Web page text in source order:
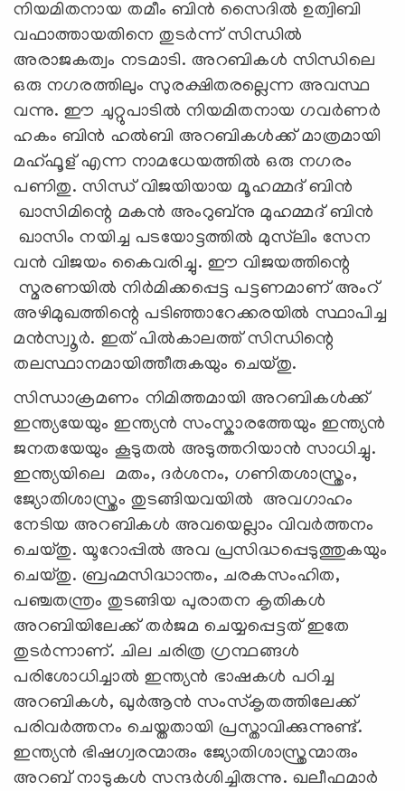
നിയമിതനായ തമീം ബിൻ സൈദിൽ ഉത്വിബി
വഫാത്തായതിനെ തുടർന്ന് സിന്ധിൽ
അരാജകത്വം നടമാടി. അറബികൾ സിന്ധിലെ
ഒരു നഗരത്തിലും സുരക്ഷിതരല്ലെന്ന അവസ്ഥ
വന്നു. ഈ ചുറ്റുപാടിൽ നിയമിതനായ ഗവർണർ
ഹകം ബിൻ ഹൽബി അറബികൾക്ക് മാത്രമായി
മഹ്ഫൂള് എന്ന നാമധേയത്തിൽ ഒരു നഗരം
പണിതു. സിന്ധ് വിജയിയായ മൂഹമ്മദ് ബിൻ
ഖാസിമിന്റെ മകൻ അംറുബ്നു മുഹമ്മദ് ബിൻ
ഖാസിം നയിച്ച പടയോട്ടത്തിൽ മുസ്‍ലിം സേന
വൻ വിജയം കൈവരിച്ചു. ഈ വിജയത്തിന്റെ
സ്മരണയിൽ നിർമിക്കപ്പെട്ട പട്ടണമാണ് അംറ്
അഴിമുഖത്തിന്റെ പടിഞ്ഞാറേക്കരയിൽ സ്ഥാപിച്ച
മൻസ്വൂർ. ഇത് പിൽകാലത്ത് സിന്ധിന്റെ
തലസ്ഥാനമായിത്തീരുകയും ചെയ്തു.
സിന്ധാക്രമണം നിമിത്തമായി അറബികൾക്ക്
ഇന്ത്യയേയും ഇന്ത്യൻ സംസ്കാരത്തേയും ഇന്ത്യൻ
ജനതയേയും കൂടുതൽ അടുത്തറിയാൻ സാധിച്ചു.
ഇന്ത്യയിലെ മതം, ദർശനം, ഗണിതശാസ്ത്രം,
ജ്യോതിശാസ്ത്രം തുടങ്ങിയവയിൽ അവഗാഹം
നേടിയ അറബികൾ അവയെല്ലാം വിവർത്തനം
ചെയ്തു. യൂറോപ്പിൽ അവ പ്രസിദ്ധപ്പെടുത്തുകയും
ചെയ്തു. ബ്രഹ്മസിദ്ധാന്തം, ചരകസംഹിത,
പഞ്ചതന്ത്രം തുടങ്ങിയ പുരാതന കൃതികൾ
അറബിയിലേക്ക് തർജമ ചെയ്യപ്പെട്ടത് ഇതേ
തുടര്‍ന്നാണ്. ചില ചരിത്ര ഗ്രന്ഥങ്ങൾ
പരിശോധിച്ചാൽ ഇന്ത്യൻ ഭാഷകൾ പഠിച്ച
അറബികൾ, ഖുർആൻ സംസ്കൃതത്തിലേക്ക്
പരിവർത്തനം ചെയ്തതായി പ്രസ്താവിക്കുന്നുണ്ട്.
ഇന്ത്യൻ ഭിഷഗ്വരന്മാരും ജ്യോതിശാസ്ത്രന്മാരും
അറബ് നാടുകൾ സന്ദർശിച്ചിരുന്നു. ഖലീഫമാർ